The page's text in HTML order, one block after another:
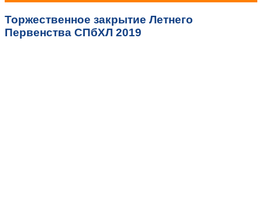
Торжественное закрытие Летнего
Первенства СПбХЛ 2019